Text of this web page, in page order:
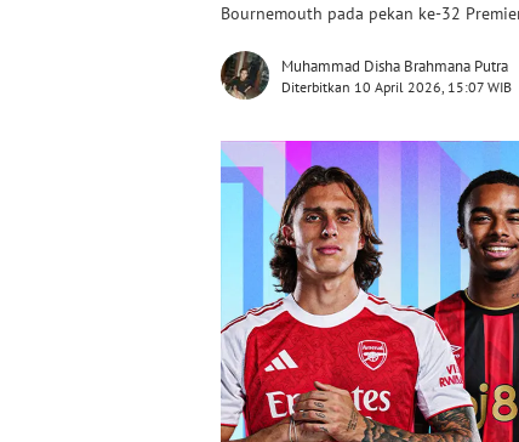
Bournemouth pada pekan ke-32
Muhammad Disha Brahmana Putra
Diterbitkan 10 April 2026, 15:07 WIB